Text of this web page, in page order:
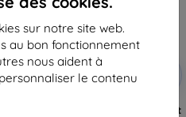
sur notre site web.
au bon fonctionnement
nous aident à
le contenu
-5%
Réduction
avec
coupon
SMART5
Sonoff interrupteur mural Smart